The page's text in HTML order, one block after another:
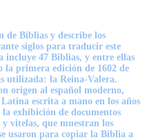
de Biblias y describe los
siglos para traducir este
47 Biblias, y entre ellas
la primera edición de 1602 de
utilizada: la Reina-Valera.
origen al español moderno,
escrita a mano en los años
la exhibición de documentos
vitelas, que muestran los
usaron para copiar la Biblia a